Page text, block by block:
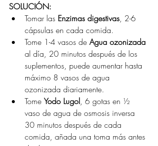
SOLUCIÓN:
Tomar las Enzimas digestivas, 2-6
cápsulas en cada comida.
Tome 1-4 vasos de Agua ozonizada
al día, 20 minutos después de los
suplementos, puede aumentar hasta
máximo 8 vasos de agua
ozonizada diariamente.
Tome Yodo Lugol, 6 gotas en ½
vaso de agua de osmosis inversa
30 minutos después de cada
comida, añada una toma más antes